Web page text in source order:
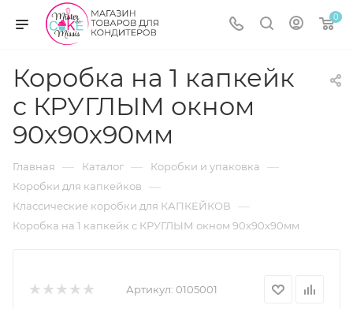
0
Коробка на 1 капкейк
с КРУГЛЫМ окном
90х90х90мм
Главная — Каталог — Коробки и упаковка —
Коробки для капкейков —
Классические коробки для КАПКЕЙКОВ —
Коробка на 1 капкейк с КРУГЛЫМ окном 90х90х90мм
Артикул: 0105001